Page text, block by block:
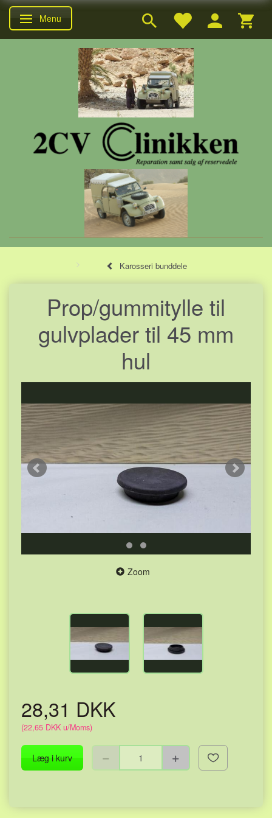
Skifte navigation
Menu
Karosseri bunddele
Prop/gummitylle til
gulvplader til 45 mm
hul
Zoom
28,31 DKK
(22,65 DKK u/Moms)
Læg i kurv